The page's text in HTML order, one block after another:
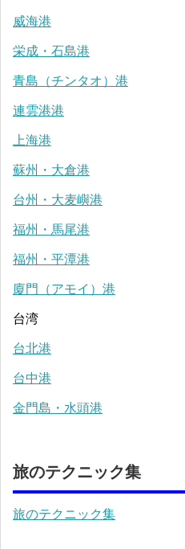
威海港
栄成・石島港
青島（チンタオ）港
連雲港港
上海港
蘇州・大倉港
台州・大麦嶼港
福州・馬尾港
福州・平潭港
廈門（アモイ）港
台湾
台北港
台中港
金門島・水頭港
旅のテクニック集
旅のテクニック集